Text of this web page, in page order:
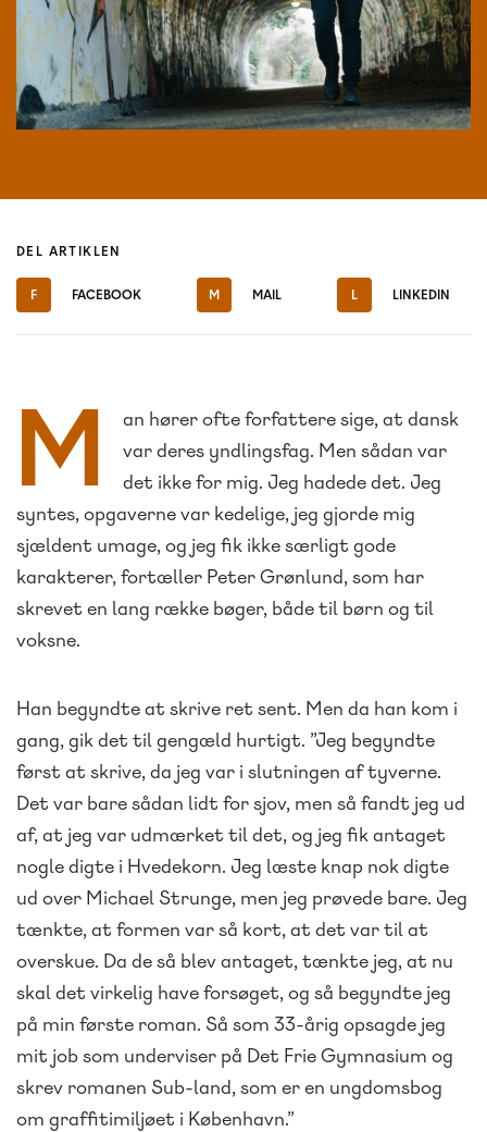
DEL ARTIKLEN
F FACEBOOK M MAIL L LINKEDIN
M
an hører ofte forfattere sige, at dansk
var deres yndlingsfag. Men sådan var
det ikke for mig. Jeg hadede det. Jeg
syntes, opgaverne var kedelige, jeg gjorde mig
sjældent umage, og jeg fik ikke særligt gode
karakterer, fortæller Peter Grønlund, som har
skrevet en lang række bøger, både til børn og til
voksne.
Han begyndte at skrive ret sent. Men da han kom i
gang, gik det til gengæld hurtigt. ”Jeg begyndte
først at skrive, da jeg var i slutningen af tyverne.
Det var bare sådan lidt for sjov, men så fandt jeg ud
af, at jeg var udmærket til det, og jeg fik antaget
nogle digte i Hvedekorn. Jeg læste knap nok digte
ud over Michael Strunge, men jeg prøvede bare. Jeg
tænkte, at formen var så kort, at det var til at
overskue. Da de så blev antaget, tænkte jeg, at nu
skal det virkelig have forsøget, og så begyndte jeg
på min første roman. Så som 33-årig opsagde jeg
mit job som underviser på Det Frie Gymnasium og
skrev romanen Sub-land, som er en ungdomsbog
om graffitimiljøet i København.”